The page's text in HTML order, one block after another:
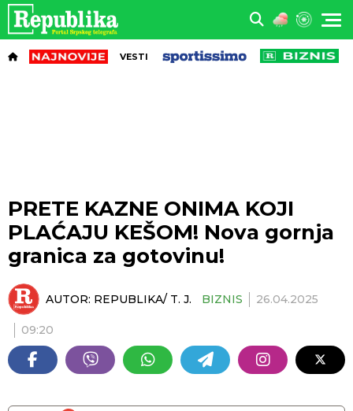
VESTI
PRETE KAZNE ONIMA KOJI
PLAĆAJU KEŠOM! Nova gornja
granica za gotovinu!
AUTOR: REPUBLIKA/ T. J. BIZNIS 26.04.2025
09:20